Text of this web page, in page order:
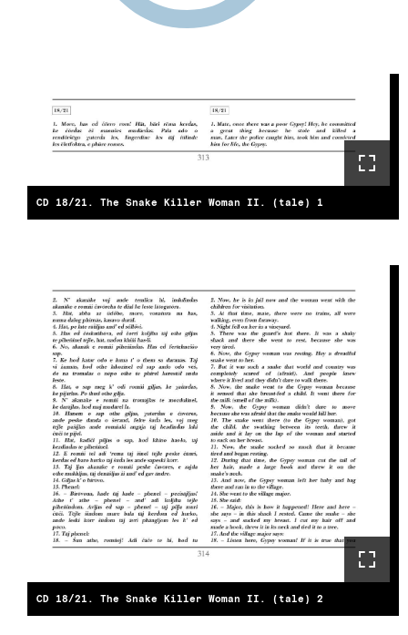
CD 18/21. The Snake Killer Woman II. (tale) 1
CD 18/21. The Snake Killer Woman II. (tale) 2